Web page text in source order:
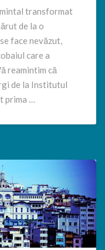
transformat
de la o
face nevăzut,
care a
reamintim că
de la Institutul
prima …